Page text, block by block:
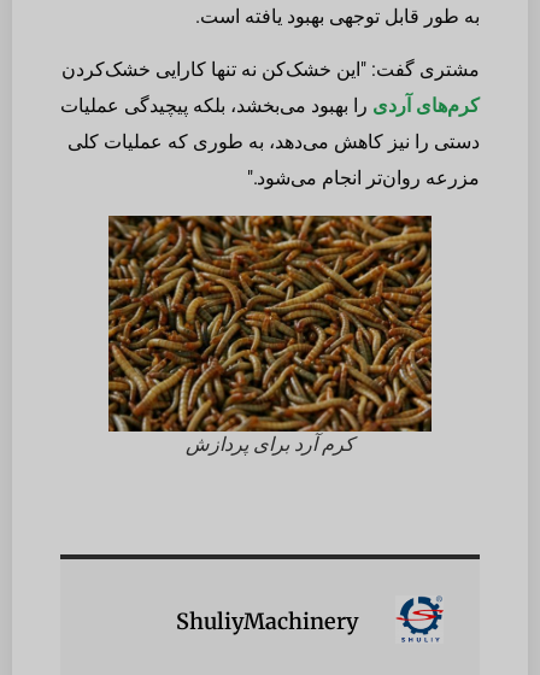
به طور قابل توجهی بهبود یافته است.
مشتری گفت: "این خشک‌کن نه تنها کارایی خشک‌کردن
کرم‌های آردی را بهبود می‌بخشد، بلکه پیچیدگی عملیات
دستی را نیز کاهش می‌دهد، به طوری که عملیات کلی
مزرعه روان‌تر انجام می‌شود."
کرم آرد برای پردازش
ShuliyMachinery